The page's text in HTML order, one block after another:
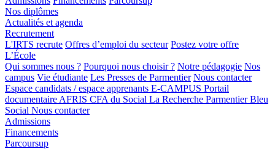
Nos diplômes
Actualités et agenda
Recrutement
L'IRTS recrute Offres d’emploi du secteur Postez votre offre
L’École
Qui sommes nous ? Pourquoi nous choisir ? Notre pédagogie Nos
campus Vie étudiante Les Presses de Parmentier Nous contacter
Espace candidats / espace apprenants E-CAMPUS Portail
documentaire AFRIS CFA du Social La Recherche Parmentier Bleu
Social Nous contacter
Admissions
Financements
Parcoursup